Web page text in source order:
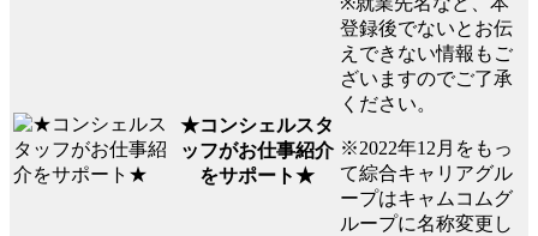
★コンシェルスタ
ッフがお仕事紹介
をサポート★
登録後でないとお伝
えできない情報もご
ざいますのでご了承
ください。
※2022年12月をもっ
て綜合キャリアグル
ープはキャムコムグ
ループに名称変更し